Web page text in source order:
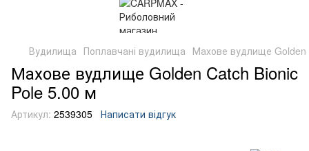
Вудилища Поплавчані вудилища Махове вудлище Golden
Махове вудлище Golden Catch Bionic
Pole 5.00 м
Артикул: 2539305 Написати відгук